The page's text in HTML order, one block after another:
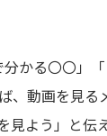
かる〇〇」
、動画を見る
見よう」と伝